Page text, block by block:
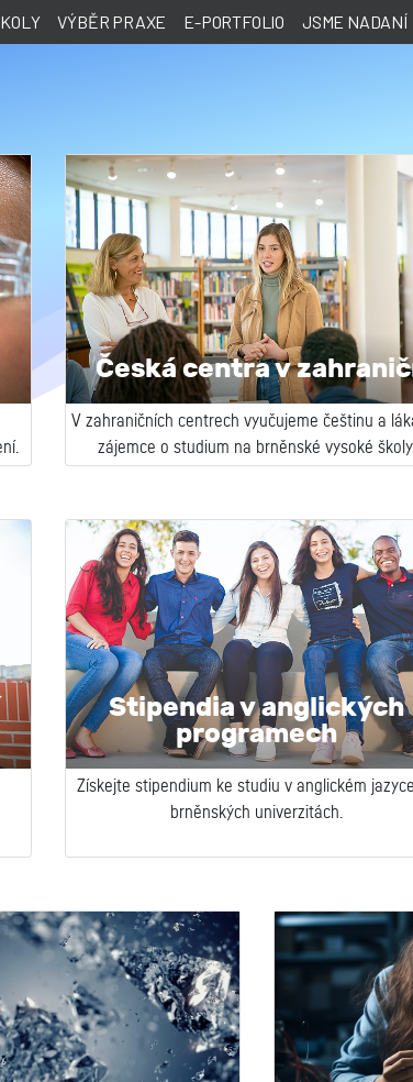
VÝBĚR PRAXE E-PORTFOLIO JSME NADANÍ
Česká centra v
V zahraničních centrech vyučujeme češtinu a
zájemce o studium na brněnské vysoké školy.
Stipendia v anglických
programech
Získejte stipendium ke studiu v anglickém
brněnských univerzitách.